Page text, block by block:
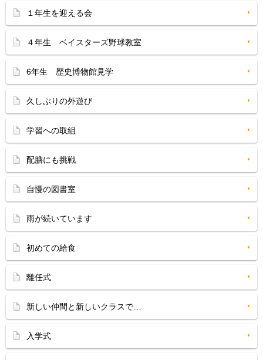
１年生を迎える会
４年生 ベイスターズ野球教室
6年生 歴史博物館見学
久しぶりの外遊び
学習への取組
配膳にも挑戦
自慢の図書室
雨が続いています
初めての給食
離任式
新しい仲間と新しいクラスで…
入学式